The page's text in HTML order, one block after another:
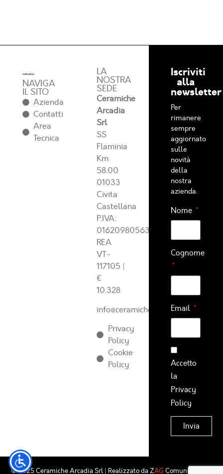
NAVIGA
IL SITO
Azienda
Contatti
Area
Tecnica
LA
NOSTRA
SEDE
Ceramiche
Arcadia
Srl
SS
Flaminia
Km
58.00
01033
Civita
Castellana
P.IVA:
01620980563
REA
VT-
117105 |
€
10.328
info@ceramichearcadia.com
Privacy
Policy
Cookie
Policy
Iscriviti
alla
newsletter
Per
rimanere
sempre
aggiornato
sulle
novità
della
nostra
azienda.
Nome
Cognome
Email
Accetto
la
Privacy
Policy
Invia
© 2025 Ceramiche Arcadia Srl | Realizzato da ZAG Comunicazione